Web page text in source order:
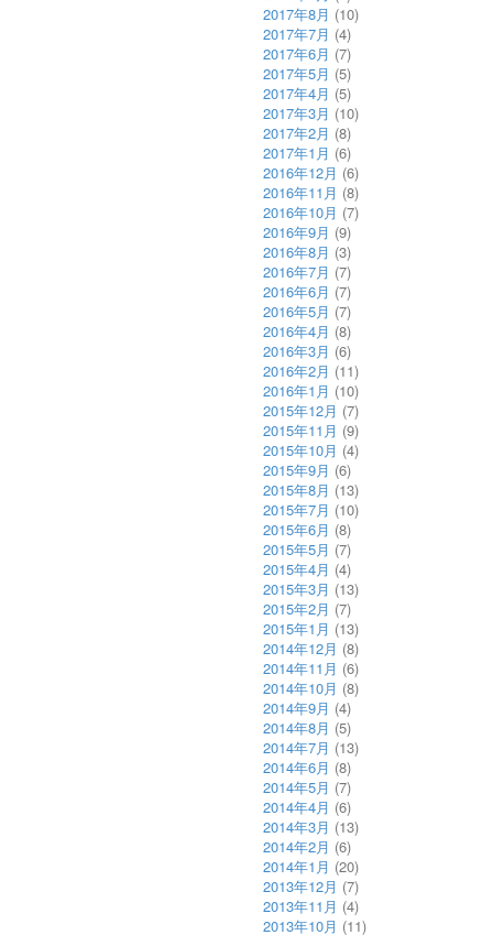
2017年8月 (10)
2017年7月 (4)
2017年6月 (7)
2017年5月 (5)
2017年4月 (5)
2017年3月 (10)
2017年2月 (8)
2017年1月 (6)
2016年12月 (6)
2016年11月 (8)
2016年10月 (7)
2016年9月 (9)
2016年8月 (3)
2016年7月 (7)
2016年6月 (7)
2016年5月 (7)
2016年4月 (8)
2016年3月 (6)
2016年2月 (11)
2016年1月 (10)
2015年12月 (7)
2015年11月 (9)
2015年10月 (4)
2015年9月 (6)
2015年8月 (13)
2015年7月 (10)
2015年6月 (8)
2015年5月 (7)
2015年4月 (4)
2015年3月 (13)
2015年2月 (7)
2015年1月 (13)
2014年12月 (8)
2014年11月 (6)
2014年10月 (8)
2014年9月 (4)
2014年8月 (5)
2014年7月 (13)
2014年6月 (8)
2014年5月 (7)
2014年4月 (6)
2014年3月 (13)
2014年2月 (6)
2014年1月 (20)
2013年12月 (7)
2013年11月 (4)
2013年10月 (11)